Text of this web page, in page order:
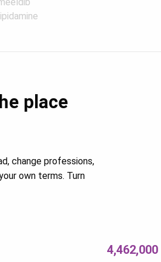
place
change professions,
own terms. Turn
4,462,000